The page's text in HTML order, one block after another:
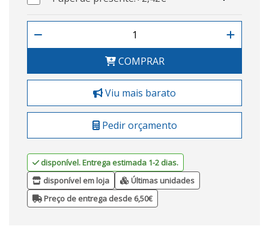
COMPRAR
Viu mais barato
Pedir orçamento
disponível. Entrega estimada 1-2 dias.
disponível em loja
Últimas unidades
Preço de entrega desde 6,50€